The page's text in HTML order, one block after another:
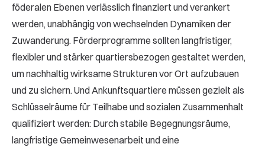
föderalen Ebenen verlässlich finanziert und verankert
werden, unabhängig von wechselnden Dynamiken der
Zuwanderung. Förderprogramme sollten langfristiger,
flexibler und stärker quartiersbezogen gestaltet werden,
um nachhaltig wirksame Strukturen vor Ort aufzubauen
und zu sichern. Und Ankunftsquartiere müssen gezielt als
Schlüsselräume für Teilhabe und sozialen Zusammenhalt
qualifiziert werden: Durch stabile Begegnungsräume,
langfristige Gemeinwesenarbeit und eine